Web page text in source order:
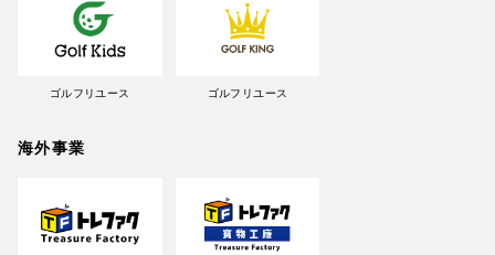
ゴルフリユース ゴルフリユース
海外事業